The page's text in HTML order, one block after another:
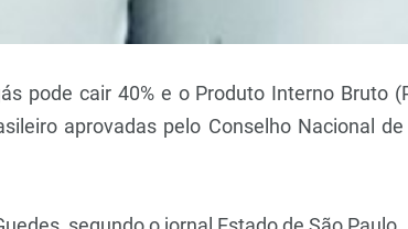
pode cair 40% e o Produto Interno Bruto
aprovadas pelo Conselho Nacional